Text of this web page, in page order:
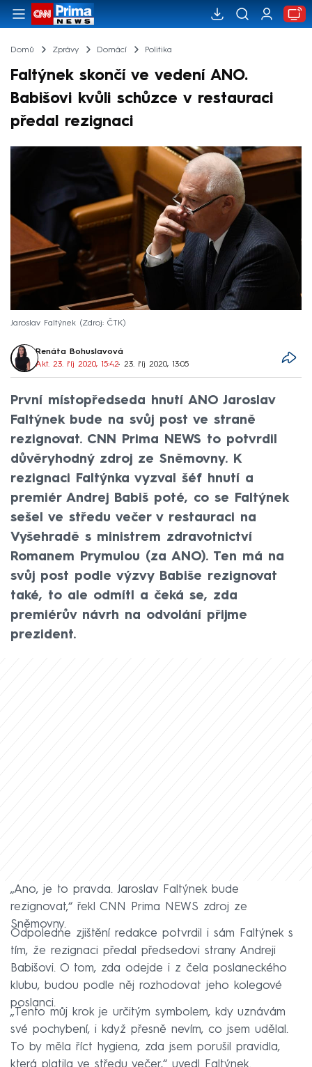
Domů Zprávy Domácí Politika
Faltýnek skončí ve vedení ANO.
Babišovi kvůli schůzce v restauraci
předal rezignaci
Jaroslav Faltýnek Zdroj: ČTK
Renáta Bohuslavová
Akt. 23. říj 2020, 15:42• 23. říj 2020, 13:05
První místopředseda hnutí ANO Jaroslav
Faltýnek bude na svůj post ve straně
rezignovat. CNN Prima NEWS to potvrdil
důvěryhodný zdroj ze Sněmovny. K
rezignaci Faltýnka vyzval šéf hnutí a
premiér Andrej Babiš poté, co se Faltýnek
sešel ve středu večer v restauraci na
Vyšehradě s ministrem zdravotnictví
Romanem Prymulou (za ANO). Ten má na
svůj post podle výzvy Babiše rezignovat
také, to ale odmítl a čeká se, zda
premiérův návrh na odvolání přijme
prezident.
„Ano, je to pravda. Jaroslav Faltýnek bude
rezignovat,“ řekl CNN Prima NEWS zdroj ze
Sněmovny.
Odpoledne zjištění redakce potvrdil i sám Faltýnek s
tím, že rezignaci předal předsedovi strany Andreji
Babišovi. O tom, zda odejde i z čela poslaneckého
klubu, budou podle něj rozhodovat jeho kolegové
poslanci.
„Tento můj krok je určitým symbolem, kdy uznávám
své pochybení, i když přesně nevím, co jsem udělal.
To by měla říct hygiena, zda jsem porušil pravidla,
která platila ve středu večer,“ uvedl Faltýnek.